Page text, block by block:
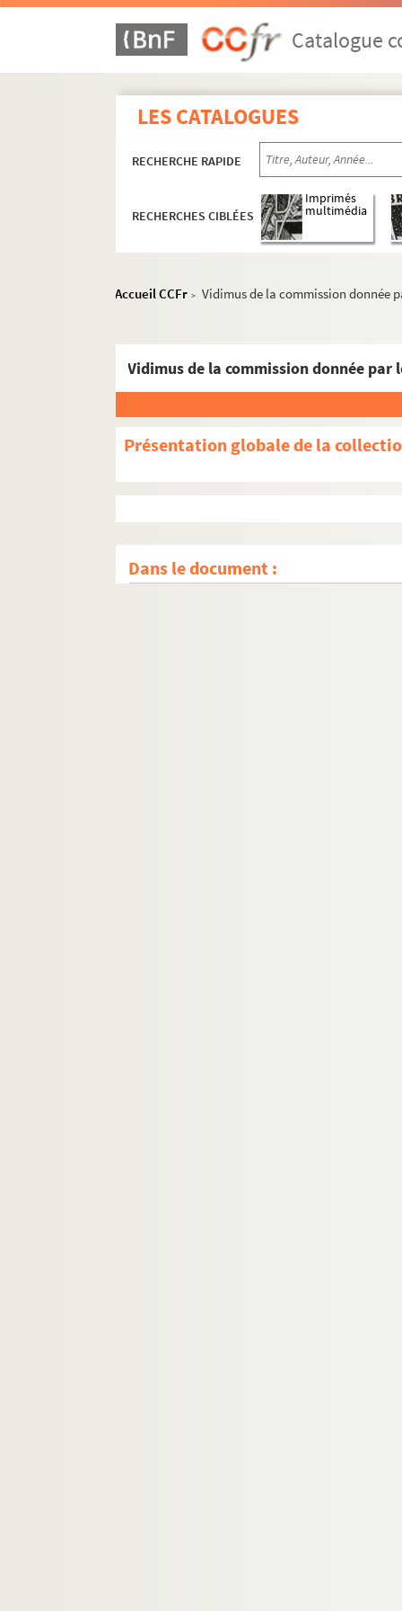
Catalogue
LES CATALOGUES
RECHERCHE RAPIDE
RECHERCHES CIBLÉES
Imprimés
multimédia
Accueil CCFr > Vidimus de la commission donnée
Présentation globale de la
Dans le document :